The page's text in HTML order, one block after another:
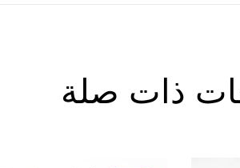
ذات صلة